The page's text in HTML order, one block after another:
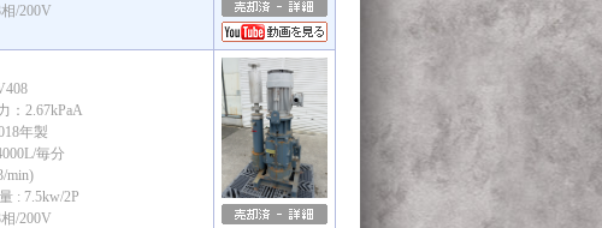
/200V
：2.67kPaA
年製
毎分
min)
: 7.5kw/2P
/200V